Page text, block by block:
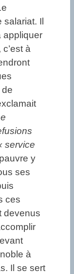
Il
appliquer
à
service
y
ses
ces
devenus
à
Il se sert